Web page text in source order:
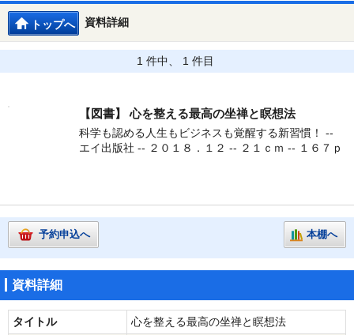
資料詳細
トップへ
1 件中、 1 件目
【図書】 心を整える最高の坐禅と瞑想法
科学も認める人生もビジネスも覚醒する新習慣！ --
エイ出版社 -- ２０１８．１２ -- ２１ｃｍ -- １６７ｐ
予約申込へ 本棚へ
資料詳細
タイトル 心を整える最高の坐禅と瞑想法